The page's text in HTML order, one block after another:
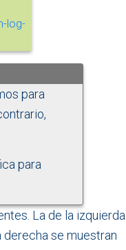
para
para
La de la izquierda
se muestran